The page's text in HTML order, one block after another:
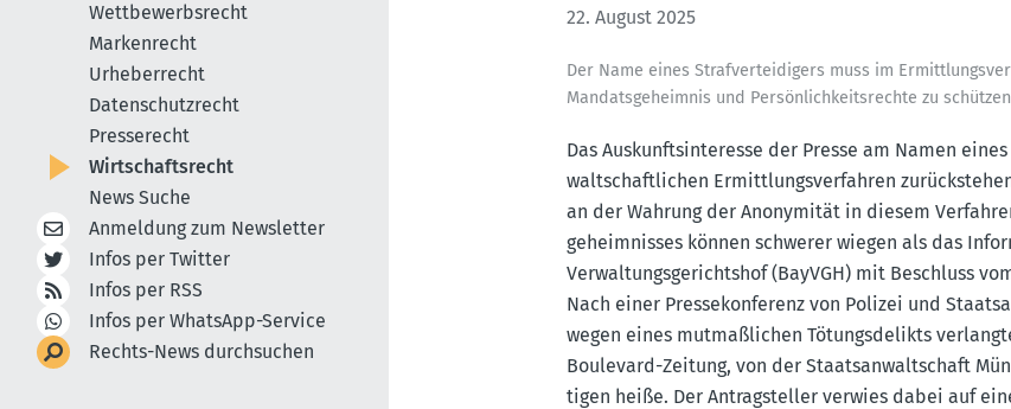
22. August 2025
Der Name eines Straf­ver­tei­digers muss im
Mandats­ge­heimnis und Persön­lich­keits­rechte zu
Das Auskunfts­in­teresse der Presse am Namen
walt­schaft­lichen Ermitt­lungs­ver­fahren
an der Wahrung der Anony­mität in diesem
ge­heim­nisses können schwerer wiegen als das
Verwal­tungs­ge­richtshof (BayVGH) mit Beschluss
Nach einer Presse­kon­ferenz von Polizei und
wegen eines mutma­ß­lichen Tötungs­de­likts
Boulevard-Zeitung, von der Staats­an­walt­schaft
tigen heiße. Der Antrag­steller verwies dabei auf
Wettbewerbsrecht
Markenrecht
Urheberrecht
Datenschutzrecht
Presserecht
Wirtschaftsrecht
News Suche
Anmeldung zum Newsletter
Infos per Twitter
Infos per RSS
Infos per WhatsApp-Service
Rechts-News durchsuchen